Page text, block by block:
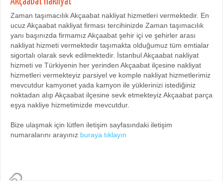
Zaman taşımacılık Akçaabat nakliyat hizmetleri vermektedir. En
ucuz Akçaabat nakliyat firması tercihinizde Zaman taşımacılık
yanı başınızda firmamız Akçaabat şehir içi ve şehirler arası
nakliyat hizmeti vermektedir taşımakta olduğumuz tüm emtialar
sigortalı olarak sevk edilmektedir. İstanbul Akçaabat nakliyat
hizmeti ve Türkiyenin her yerinden Akçaabat ilçesine nakliyat
hizmetleri vermekteyiz parsiyel ve komple nakliyat hizmetlerimiz
mevcutdur kamyonet yada kamyon ile yüklerinizi istediğiniz
noktadan alıp Akçaabat ilçesine sevk etmekteyiz Akçaabat parça
eşya nakliye hizmetimizde mevcutdur.
Bize ulaşmak için lütfen iletişim sayfasındaki iletişim
numaralarını arayınız buraya tıklayın